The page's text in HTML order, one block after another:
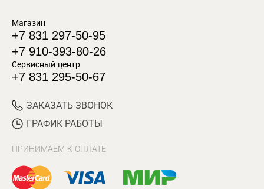
Магазин
+7 831 297-50-95
+7 910-393-80-26
Сервисный центр
+7 831 295-50-67
ЗАКАЗАТЬ ЗВОНОК
ГРАФИК РАБОТЫ
ПРИНИМАЕМ К ОПЛАТЕ